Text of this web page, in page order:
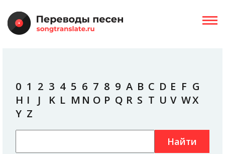
0 1 2 3 4 5 6 7 8 9 A B C D E F G
H I J K L M N O P Q R S T U V WX
Y Z
Найти